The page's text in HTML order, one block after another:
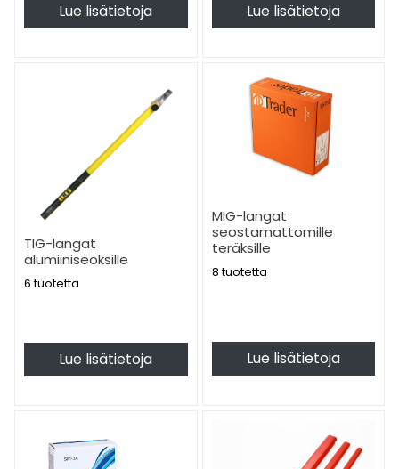
Lue lisätietoja Lue lisätietoja
TIG-langat
alumiiniseoksille
6 tuotetta
Lue lisätietoja
MIG-langat
seostamattomille
teräksille
8 tuotetta
Lue lisätietoja